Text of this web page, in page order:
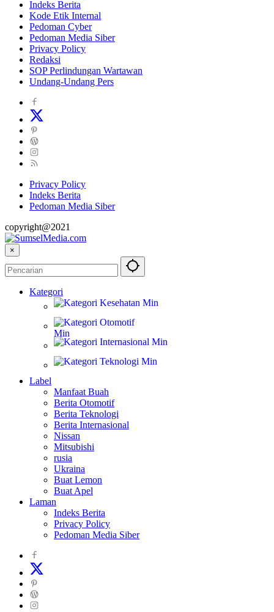
Indeks Berita
Kode Etik Internal
Pedoman Cyber
Pedoman Media Siber
Privacy Policy
Redaksi
SOP Perlindungan Wartawan
Undang-Undang Pers
Privacy Policy
Indeks Berita
Pedoman Media Siber
copyright@2021
×
Kategori
Label
Manfaat Buah
Berita Otomotif
Berita Teknologi
Berita Internasional
Nissan
Mitsubishi
rusia
Ukraina
Buat Lemon
Buat Apel
Laman
Indeks Berita
Privacy Policy
Pedoman Media Siber